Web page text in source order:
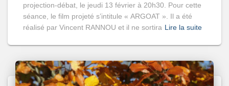
projection-débat, le jeudi 13 février à 20h30. Pour cette
séance, le film projeté s’intitule « ARGOAT ». Il a été
réalisé par Vincent RANNOU et il ne sortira Lire la suite